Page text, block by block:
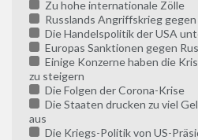
Zu hohe internationale Zölle
Russlands Angriffskrieg
Die Handelspolitik der USA
Europas Sanktionen gegen
Einige Konzerne haben die
zu steigern
Die Folgen der Corona-Krise
Die Staaten drucken zu viel
aus
Die Kriegs-Politik von US-